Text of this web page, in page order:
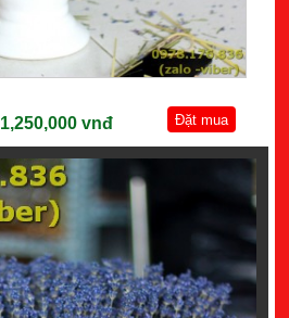
1,250,000 vnđ